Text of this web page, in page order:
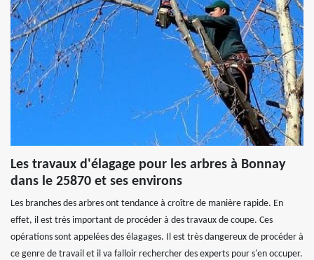
Les travaux d'élagage pour les arbres à Bonnay
dans le 25870 et ses environs
Les branches des arbres ont tendance à croître de manière rapide. En
effet, il est très important de procéder à des travaux de coupe. Ces
opérations sont appelées des élagages. Il est très dangereux de procéder à
ce genre de travail et il va falloir rechercher des experts pour s'en occuper.